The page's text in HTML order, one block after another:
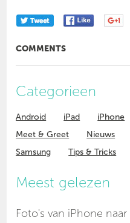
COMMENTS
Categorieen
Android iPad iPhone
Meet & Greet
Nieuws
Samsung
Tips & Tricks
Meest gelezen
Foto's van iPhone